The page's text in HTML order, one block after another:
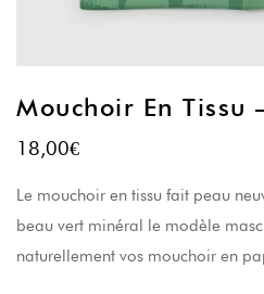
Mouchoir En Tissu
18,00€
Le mouchoir en tissu fait peau
beau vert minéral le modèle
naturellement vos mouchoir en